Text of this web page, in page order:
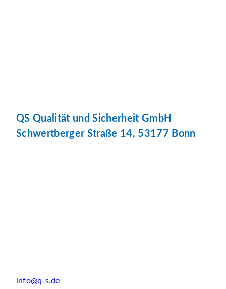
QS Qualität und Sicherheit GmbH
Schwertberger Straße 14, 53177 Bonn
info@q-s.de